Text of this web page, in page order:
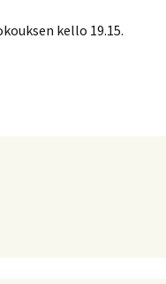
kello 19.15.